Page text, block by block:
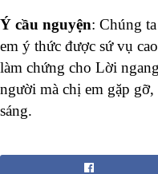
Ý cầu nguyện: Chúng
em ý thức được sứ vụ
làm chứng cho Lời
người mà chị em gặp
sáng.